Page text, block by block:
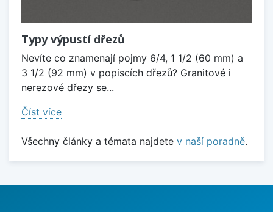
Typy výpustí dřezů
Nevíte co znamenají pojmy 6/4, 1 1/2 (60 mm) a
3 1/2 (92 mm) v popiscích dřezů? Granitové i
nerezové dřezy se...
Číst více
Všechny články a témata najdete v naší poradně.